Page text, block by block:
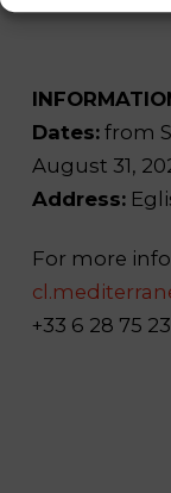
Dates:from
August 31,
Address:
For more
+33 6 28 75